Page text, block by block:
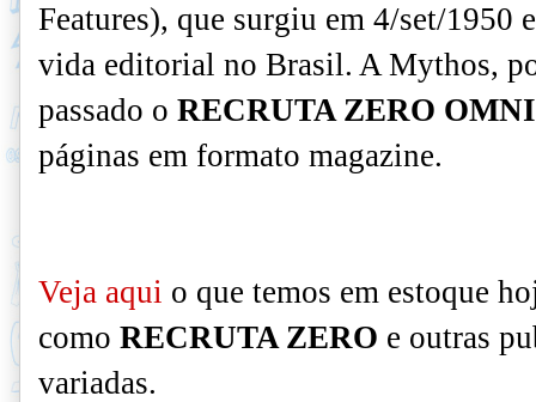
Features), que surgiu em 4/set/1950
vida editorial no Brasil. A Mythos,
passado o RECRUTA ZERO
páginas em formato magazine.
Veja aqui o que temos em estoque
como RECRUTA ZERO e outras
variadas.